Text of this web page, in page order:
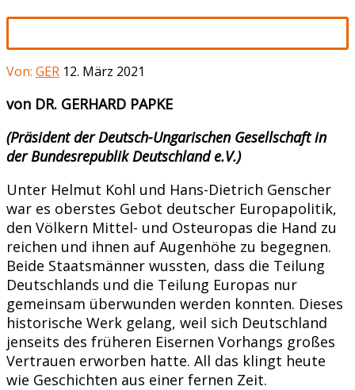
Von: GER 12. März 2021
von DR. GERHARD PAPKE
(Präsident der Deutsch-Ungarischen Gesellschaft in
der Bundesrepublik Deutschland e.V.)
Unter Helmut Kohl und Hans-Dietrich Genscher
war es oberstes Gebot deutscher Europapolitik,
den Völkern Mittel- und Osteuropas die Hand zu
reichen und ihnen auf Augenhöhe zu begegnen.
Beide Staatsmänner wussten, dass die Teilung
Deutschlands und die Teilung Europas nur
gemeinsam überwunden werden konnten. Dieses
historische Werk gelang, weil sich Deutschland
jenseits des früheren Eisernen Vorhangs großes
Vertrauen erworben hatte. All das klingt heute
wie Geschichten aus einer fernen Zeit.